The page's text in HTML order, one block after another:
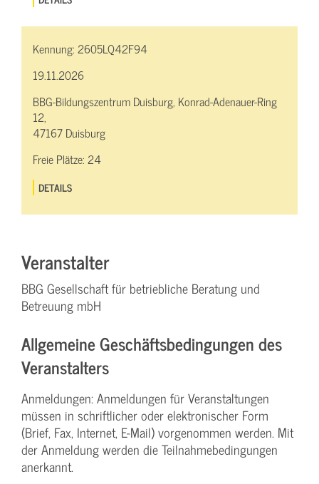
Kennung:2605LQ42F94
19.11.2026
BBG-Bildungszentrum Duisburg, Konrad-Adenauer-Ring
12,
47167 Duisburg
Freie Plätze:24
DETAILS
Veranstalter
BBG Gesellschaft für betriebliche Beratung und
Betreuung mbH
Allgemeine Geschäftsbedingungen des
Veranstalters
Anmeldungen: Anmeldungen für Veranstaltungen
müssen in schriftlicher oder elektronischer Form
(Brief, Fax, Internet, E-Mail) vorgenommen werden. Mit
der Anmeldung werden die Teilnahme­bedingungen
anerkannt.